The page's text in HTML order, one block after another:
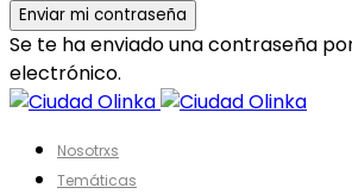
Se te ha enviado una contraseña
electrónico.
Nosotrxs
Temáticas